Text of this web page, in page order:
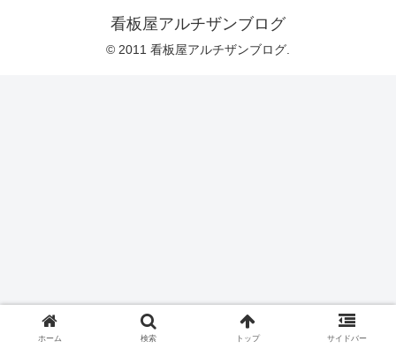
看板屋アルチザンブログ
© 2011 看板屋アルチザンブログ.
ホーム 検索 トップ サイドバー